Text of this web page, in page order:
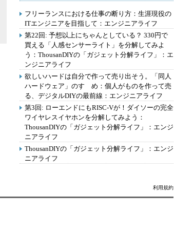
フリーランスにおける仕事の断り方：生涯現役の
ITエンジニアを目指して：エンジニアライフ
第22回: 予想以上にちゃんとしている？ 330円で
買える「人感センサーライト」を分解してみよ
う：ThousanDIYの「ガジェット分解ライフ」：エ
ンジニアライフ
欲しいハードは自分で作って売り出そう。「同人
ハードウェア」のすゝめ：個人がものを作って売
る、デジタルDIYの最前線：エンジニアライフ
第3回: ローエンドにもRISC-Vが！ダイソーの完全
ワイヤレスイヤホンを分解してみよう：
ThousanDIYの「ガジェット分解ライフ」：エンジ
ニアライフ
ThousanDIYの「ガジェット分解ライフ」：エンジ
ニアライフ
利用規約